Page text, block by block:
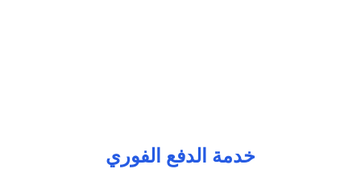
خدمة الدفع الفوري